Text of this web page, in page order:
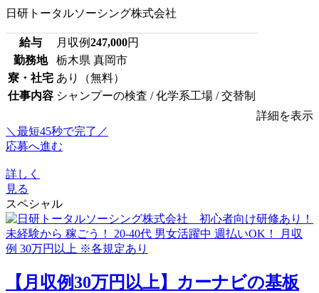
日研トータルソーシング株式会社
給与 月収例247,000円
勤務地
栃木県 真岡市
寮・社宅 あり（無料）
仕事内容 シャンプーの検査 / 化学系工場 / 交替制
詳細を表示
＼最短45秒で完了／
応募へ進む
詳しく
見る
スペシャル
【月収例30万円以上】カーナビの基板